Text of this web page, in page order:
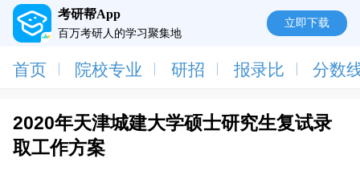
考研帮App
百万考研人的学习聚集地
立即下载
首页 院校专业 研招 报录比 分数
2020年天津城建大学硕士研究生复试录
取工作方案